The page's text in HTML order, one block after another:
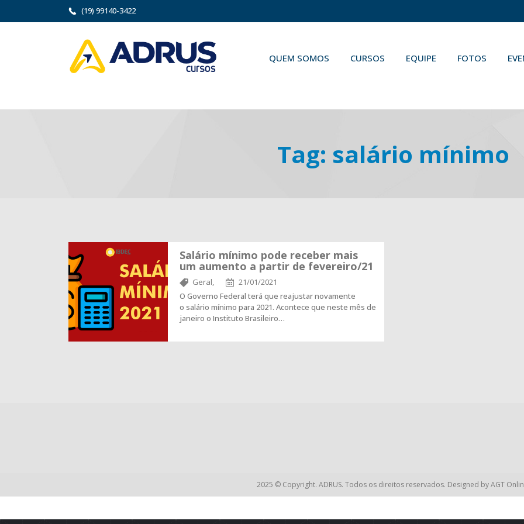
(19) 99140-3422
QUEM SOMOS CURSOS EQUIPE FOTOS
Tag: salário mínimo
Salário mínimo pode receber mais
um aumento a partir de fevereiro/21
Geral,
21/01/2021
O Governo Federal terá que reajustar novamente
o salário mínimo para 2021. Acontece que neste mês de
janeiro o Instituto Brasileiro…
2025 © Copyright. ADRUS. Todos os direitos reservados. Designed byAGT